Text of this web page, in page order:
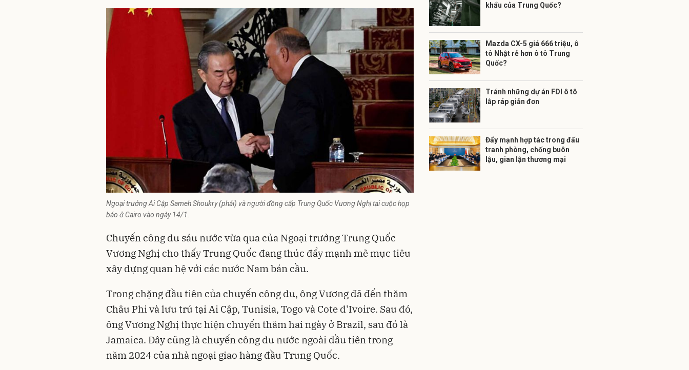
Ngoại trưởng Ai Cập Sameh Shoukry (phải) và người đồng cấp Trung Quốc Vương Nghị tại cuộc họp
báo ở Cairo vào ngày 14/1.
Chuyến công du sáu nước vừa qua của Ngoại trưởng Trung Quốc
Vương Nghị cho thấy Trung Quốc đang thúc đẩy mạnh mẽ mục tiêu
xây dựng quan hệ với các nước Nam bán cầu.
Trong chặng đầu tiên của chuyến công du, ông Vương đã đến thăm
Châu Phi và lưu trú tại Ai Cập, Tunisia, Togo và Cote d'Ivoire. Sau đó,
ông Vương Nghị thực hiện chuyến thăm hai ngày ở Brazil, sau đó là
Jamaica. Đây cũng là chuyến công du nước ngoài đầu tiên trong
năm 2024 của nhà ngoại giao hàng đầu Trung Quốc.
khẩu của Trung Quốc?
Mazda CX-5 giá 666 triệu, ô
tô Nhật rẻ hơn ô tô Trung
Quốc?
Tránh những dự án FDI ô tô
lắp ráp giản đơn
Đẩy mạnh hợp tác trong đấu
tranh phòng, chống buôn
lậu, gian lận thương mại